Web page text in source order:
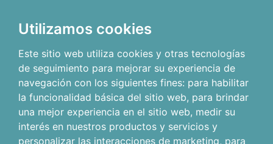
Utilizamos cookies
Este sitio web utiliza cookies y otras tecnologías
de seguimiento para mejorar su experiencia de
navegación con los siguientes fines: para habilitar
la funcionalidad básica del sitio web, para brindar
una mejor experiencia en el sitio web, medir su
interés en nuestros productos y servicios y
personalizar las interacciones de marketing, para